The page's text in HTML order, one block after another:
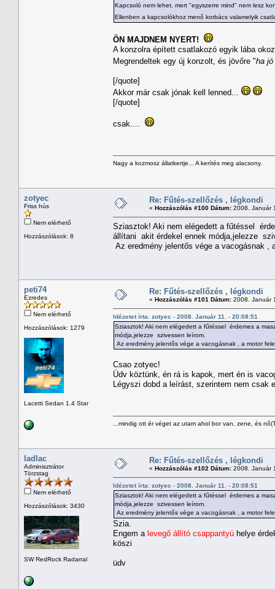
Kapcsoló nem lehet, mert "egyszerre mind" nem lesz
Ellenben a kapcsolókhoz menő korbács valamelyik
ÖN MAJDNEM NYERT!
A konzolra épített csatlakozó egyik lába
Megrendeltek egy új konzolt, és jövőre "ha
[/quote]
Akkor már csak jónak kell lenned...
[/quote]
csak....
Nagy a kozmosz állatkertje... A kerítés meg alacsony.
zotyec
Friss hús
Nem elérhető
Hozzászólások: 8
Re: Fűtés-szellőzés , légkondi
« Hozzászólás #100 Dátum: 2008. Január
Sziasztok! Aki nem elégedett a fűtéssel
állítani akit érdekel ennek módja,jelezze
Az eredmény jelentős vége a vacogásnak ,
peti74
Ezredes
Nem elérhető
Hozzászólások: 1279
Lacetti Sedan 1.4 Star
Re: Fűtés-szellőzés , légkondi
« Hozzászólás #101 Dátum: 2008. Január
Idézetet írta: zotyec - 2008. Január 11. - 20:08:51
Sziasztok! Aki nem elégedett a fűtéssel érdemes a
módja,jelezze szivessen leírom.
Az eredmény jelentős vége a vacogásnak , a motor
Csao zotyec!
Üdv köztünk, én rá is kapok, mert én is
Légyszi dobd a leírást, szerintem nem csak
...mindig ott ér véget az utam ahol bor van, zene, és
ladlac
Adminisztrátor
Törzstag
Nem elérhető
Hozzászólások: 3430
SW RedRock Radarral
Re: Fűtés-szellőzés , légkondi
« Hozzászólás #102 Dátum: 2008. Január
Idézetet írta: zotyec - 2008. Január 11. - 20:08:51
Sziasztok! Aki nem elégedett a fűtéssel érdemes a
módja,jelezze szivessen leírom.
Az eredmény jelentős vége a vacogásnak , a motor
Szia.
Engem a levegő állító csappantyú helye
köszi
üdv